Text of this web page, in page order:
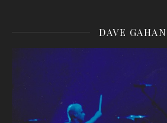
DAVE GAHAN